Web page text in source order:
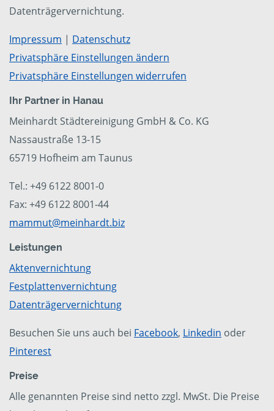
Datenträgervernichtung.
Impressum | Datenschutz
Privatsphäre Einstellungen ändern
Privatsphäre Einstellungen widerrufen
Ihr Partner in Hanau
Meinhardt Städtereinigung GmbH & Co. KG
Nassaustraße 13-15
65719 Hofheim am Taunus
Tel.: +49 6122 8001-0
Fax: +49 6122 8001-44
mammut@meinhardt.biz
Leistungen
Aktenvernichtung
Festplattenvernichtung
Datenträgervernichtung
Besuchen Sie uns auch bei Facebook, Linkedin oder
Pinterest
Preise
Alle genannten Preise sind netto zzgl. MwSt. Die Preise